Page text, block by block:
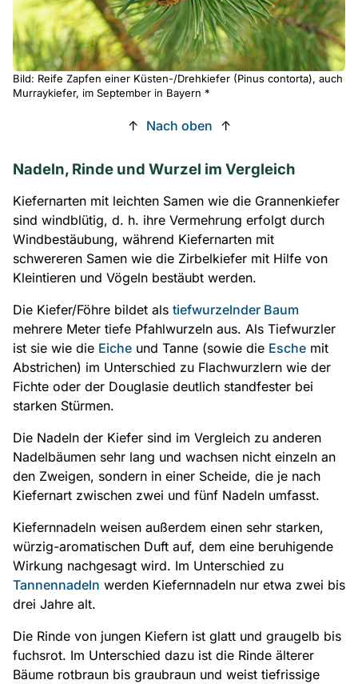
Bild: Reife Zapfen einer Küsten-/Drehkiefer (Pinus contorta), auch
Murraykiefer, im September in Bayern *
↑ Nach oben ↑
Nadeln, Rinde und Wurzel im Vergleich
Kiefernarten mit leichten Samen wie die Grannenkiefer
sind windblütig, d. h. ihre Vermehrung erfolgt durch
Windbestäubung, während Kiefernarten mit
schwereren Samen wie die Zirbelkiefer mit Hilfe von
Kleintieren und Vögeln bestäubt werden.
Die Kiefer/Föhre bildet als tiefwurzelnder Baum
mehrere Meter tiefe Pfahlwurzeln aus. Als Tiefwurzler
ist sie wie die Eiche und Tanne (sowie die Esche mit
Abstrichen) im Unterschied zu Flachwurzlern wie der
Fichte oder der Douglasie deutlich standfester bei
starken Stürmen.
Die Nadeln der Kiefer sind im Vergleich zu anderen
Nadelbäumen sehr lang und wachsen nicht einzeln an
den Zweigen, sondern in einer Scheide, die je nach
Kiefernart zwischen zwei und fünf Nadeln umfasst.
Kiefernnadeln weisen außerdem einen sehr starken,
würzig-aromatischen Duft auf, dem eine beruhigende
Wirkung nachgesagt wird. Im Unterschied zu
Tannennadeln werden Kiefernnadeln nur etwa zwei bis
drei Jahre alt.
Die Rinde von jungen Kiefern ist glatt und graugelb bis
fuchsrot. Im Unterschied dazu ist die Rinde älterer
Bäume rotbraun bis graubraun und weist tiefrissige